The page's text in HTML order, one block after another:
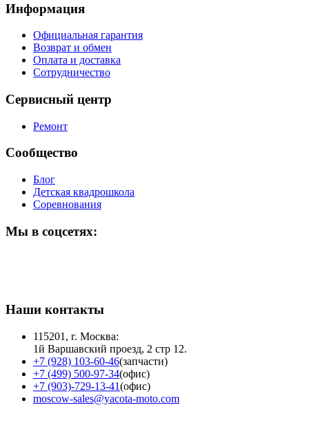
Информация
Официальная гарантия
Возврат и обмен
Оплата и доставка
Сотрудничество
Сервисный центр
Ремонт
Сообщество
Блог
Детская квадрошкола
Соревнования
Мы в соцсетях:
Наши контакты
115201, г. Москва:
1й Варшавский проезд, 2 стр 12.
+7 (928) 103-60-46(запчасти)
+7 (499) 500-97-34(офис)
+7 (903)-729-13-41(офис)
moscow-sales@yacota-moto.com